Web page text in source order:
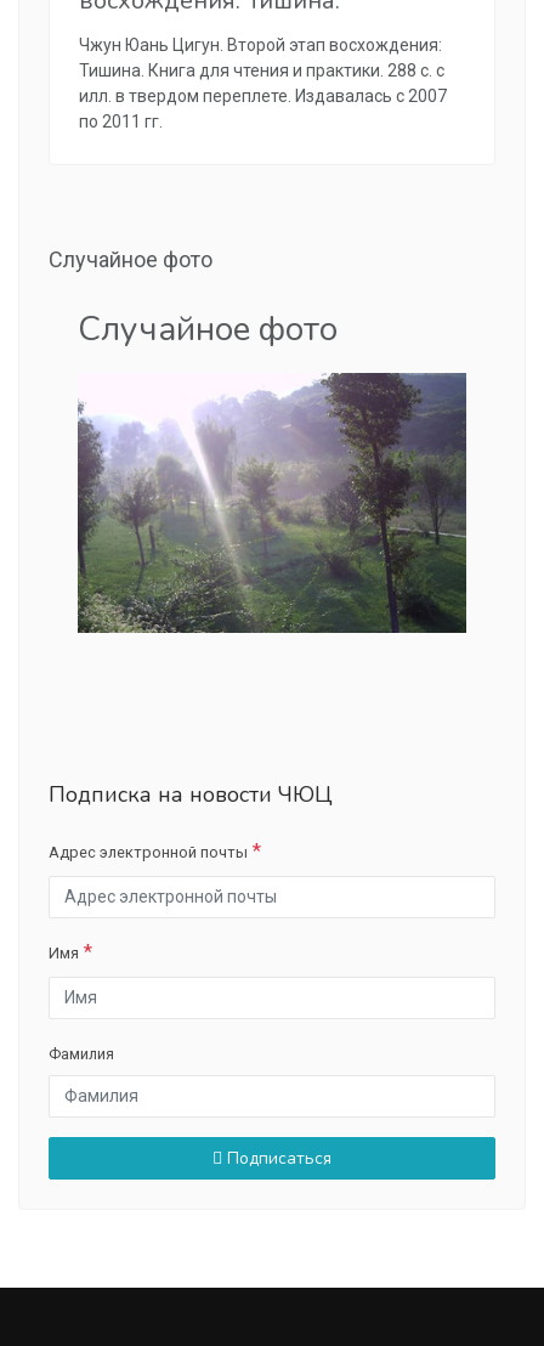
Чжун Юань Цигун. Второй этап восхождения:
Тишина. Книга для чтения и практики. 288 с. с
илл. в твердом переплете. Издавалась с 2007
по 2011 гг.
Случайное фото
Случайное фото
Подписка на новости ЧЮЦ
Адрес электронной почты
Имя
Фамилия
Подписаться